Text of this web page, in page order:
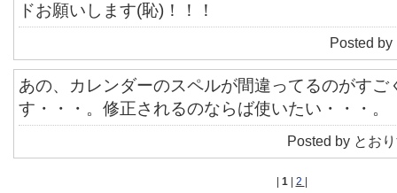
ドお願いします(恥)！！！
Posted by
あの、カレンダーのスペルが間違ってるのがすご
す・・・。修正されるのならば使いたい・・・。
Posted by とお
1 2